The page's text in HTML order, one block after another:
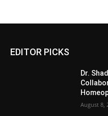
EDITOR PICKS
Dr.
August 8,